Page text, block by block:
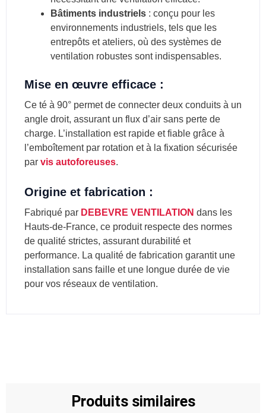
Bâtiments industriels: conçu pour les
environnements industriels, tels que les
entrepôts et ateliers, où des systèmes de
ventilation robustes sont indispensables.
Mise en œuvre efficace :
Ce té à 90° permet de connecter deux conduits à un
angle droit, assurant un flux d’air sans perte de
charge. L’installation est rapide et fiable grâce à
l’emboîtement par rotation et à la fixation sécurisée
par vis autoforeuses.
Origine et fabrication :
Fabriqué par DEBEVRE VENTILATION dans les
Hauts-de-France, ce produit respecte des normes
de qualité strictes, assurant durabilité et
performance. La qualité de fabrication garantit une
installation sans faille et une longue durée de vie
pour vos réseaux de ventilation.
Produits similaires